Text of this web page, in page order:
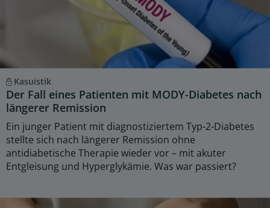
Kasuistik
Der Fall eines Patienten mit MODY-Diabetes nach
längerer Remission
Ein junger Patient mit diagnostiziertem Typ-2-Diabetes
stellte sich nach längerer Remission ohne
antidiabetische Therapie wieder vor – mit akuter
Entgleisung und Hyperglykämie. Was war passiert?